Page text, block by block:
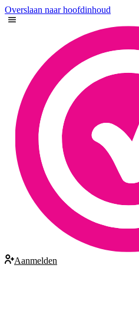
Overslaan naar hoofdinhoud
Aanmelden